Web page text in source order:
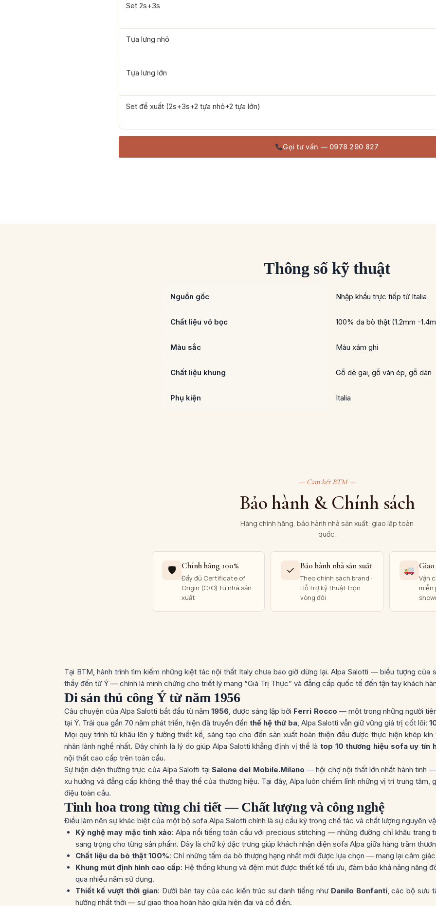
Set 2s+3s
Tựa lưng nhỏ
Tựa lưng lớn
Set đề xuất (2s+3s+2 tựa nhỏ+2 tựa lớn)
Gọi tư vấn — 0978 290 827
Thông số kỹ thuật
Nguồn gốc Nhập khẩu trực tiếp từ Italia
Chất liệu vỏ bọc 100% da bò thật (1.2mm -
Màu sắc Màu xám ghi
Chất liệu khung Gỗ dẻ gai, gỗ ván ép, gỗ dán
Phụ kiện Italia
— Cam kết BTM —
Bảo hành & Chính sách
Hàng chính hãng, bảo hành nhà sản xuất, giao lắp toàn
quốc.
🛡 Chính hãng 100%
Đầy đủ Certificate of
Origin (C/O) từ nhà sản
xuất
✓ Bảo hành nhà sản xuất
Theo chính sách brand ·
Hỗ trợ kỹ thuật trọn
vòng đời
Vận
miễn
Tại BTM, hành trình tìm kiếm những kiệt tác nội thất Italy chưa bao giờ dừng lại. Alpa Salotti — biểu tượng
thầy đến từ Ý — chính là minh chứng cho triết lý mang “Giá Trị Thực” và đẳng cấp quốc tế đến tận tay khách
Di sản thủ công Ý từ năm 1956
Câu chuyện của Alpa Salotti bắt đầu từ năm 1956, được sáng lập bởi Ferri Rocco — một trong những người
tại Ý. Trải qua gần 70 năm phát triển, hiện đã truyền đến thế hệ thứ ba , Alpa Salotti vẫn giữ vững giá trị cốt lõi:
Mọi quy trình từ khâu lên ý tưởng thiết kế, sáng tạo cho đến sản xuất hoàn thiện đều được thực hiện khép kín
nhân lành nghề nhất. Đây chính là lý do giúp Alpa Salotti khẳng định vị thế là top 10 thương hiệu sofa uy tín
nội thất cao cấp trên toàn cầu.
Sự hiện diện thường trực của Alpa Salotti tạiSalone del Mobile.Milano — hội chợ nội thất lớn nhất hành tinh
xu hướng và đẳng cấp không thể thay thế của thương hiệu. Tại đây, Alpa luôn chiếm lĩnh những vị trí trung
điệu toàn cầu.
Tinh hoa trong từng chi tiết — Chất lượng và công nghệ
Điều làm nên sự khác biệt của một bộ sofa Alpa Salotti chính là sự cầu kỳ trong chế tác và chất lượng nguyên
Kỹ nghệ may mặc tinh xảo: Alpa nổi tiếng toàn cầu với precious stitching — những đường chỉ khâu trang
sang trọng cho từng sản phẩm. Đây là chữ ký đặc trưng giúp khách nhận diện sofa Alpa giữa hàng trăm
Chất liệu da bò thật 100%: Chỉ những tấm da bò thượng hạng nhất mới được lựa chọn — mang lại cảm
Khung mút định hình cao cấp: Hệ thống khung và đệm mút được thiết kế tối ưu, đảm bảo khả năng nâng
qua nhiều năm sử dụng.
Thiết kế vượt thời gian: Dưới bàn tay của các kiến trúc sư danh tiếng như Danilo Bonfanti, các bộ sưu
hướng nhất thời — sự giao thoa hoàn hảo giữa hiện đại và cổ điển.